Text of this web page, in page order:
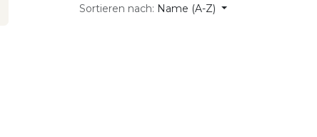
Sortieren nach: Name (A-Z)